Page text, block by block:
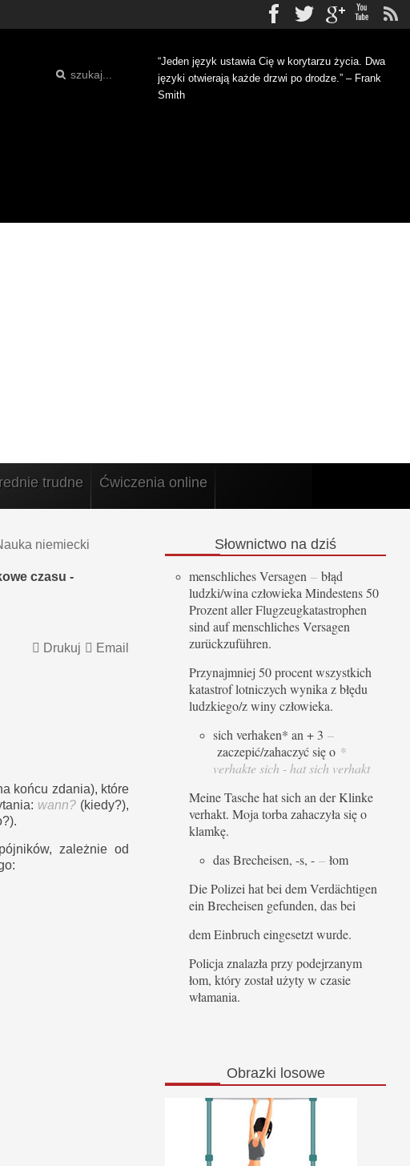
Facebook
Twittergplus
“Jeden język ustawia Cię w korytarzu życia. Dwa
języki otwierają każde drzwi po drodze.” – Frank
Smith
trudne Ćwiczenia online
niemiecki
czasu -
Email
Drukuj
końcu zdania), które
wann? (kiedy?),
zależnie od
Słownictwo na dziś
menschliches Versagen – błąd
ludzki/wina człowieka Mindestens 50
Prozent aller Flugzeugkatastrophen
sind auf menschliches Versagen
zurückzuführen.
Przynajmniej 50 procent wszystkich
katastrof lotniczych wynika z błędu
ludzkiego/z winy człowieka.
sich verhaken* an + 3 –
zaczepić/zahaczyć się o *
verhakte sich - hat sich verhakt
Meine Tasche hat sich an der Klinke
verhakt. Moja torba zahaczyła się o
klamkę.
das Brecheisen, -s, - – łom
Die Polizei hat bei dem Verdächtigen
ein Brecheisen gefunden, das bei
dem Einbruch eingesetzt wurde.
Policja znalazła przy podejrzanym
łom, który został użyty w czasie
włamania.
Obrazki losowe